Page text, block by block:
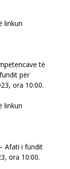
linkun
të
për
ora 10:00.
linkun
Afati i fundit
ora 10:00.